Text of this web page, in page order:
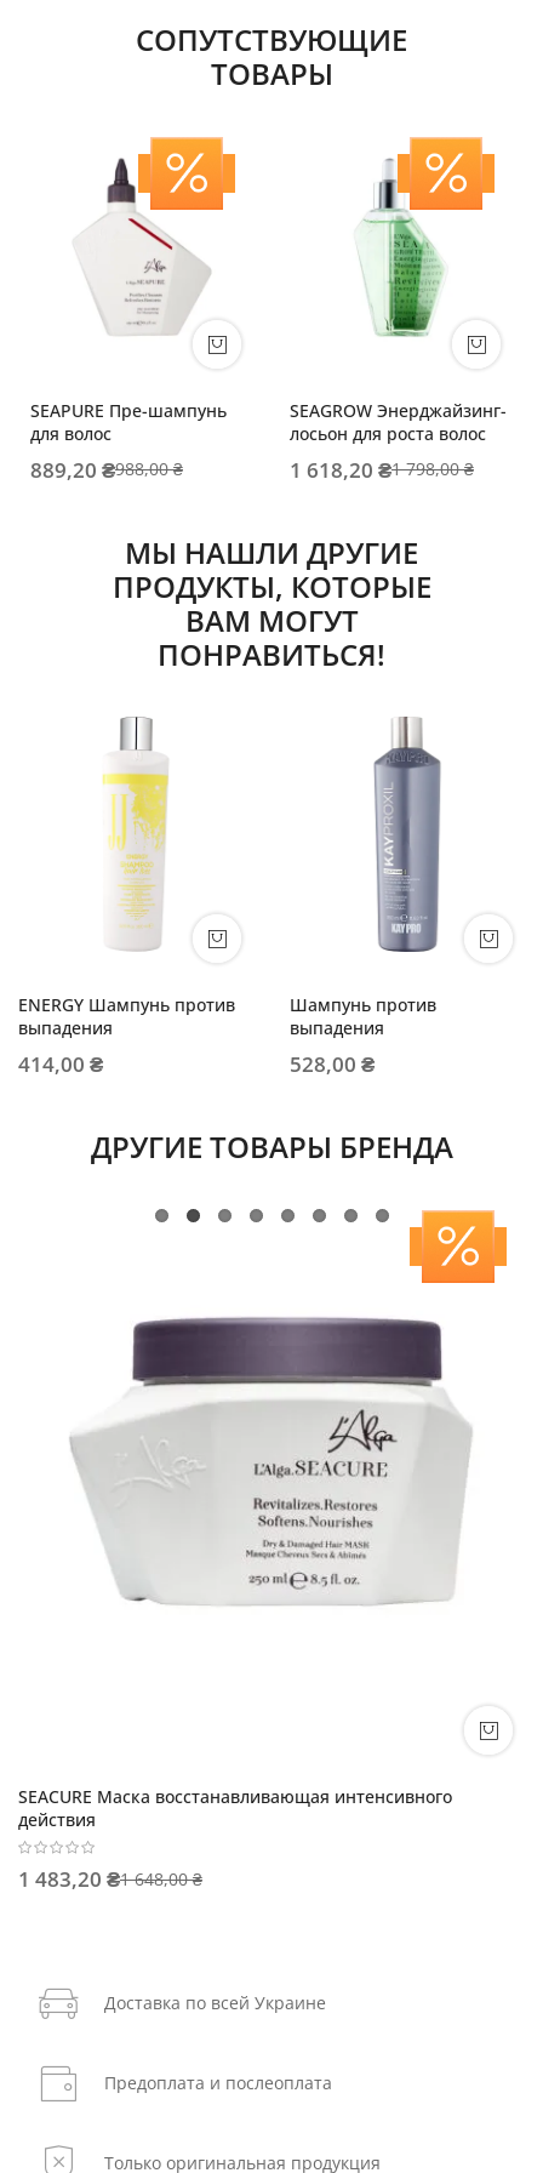
СОПУТСТВУЮЩИЕ
ТОВАРЫ
SEAPURE Пре-шампунь
для волос
889,20 ₴988,00 ₴
SEAGROW Энерджайзинг-
лосьон для роста волос
1 618,20 ₴1 798,00 ₴
МЫ НАШЛИ ДРУГИЕ
ПРОДУКТЫ, КОТОРЫЕ
ВАМ МОГУТ
ПОНРАВИТЬСЯ!
ENERGY Шампунь против
выпадения
414,00 ₴
Шампунь против
выпадения
528,00 ₴
ДРУГИЕ ТОВАРЫ БРЕНДА
SEACURE Маска восстанавливающая интенсивного
действия
1 483,20 ₴1 648,00 ₴
Доставка по всей Украине
Предоплата и послеоплата
Только оригинальная продукция